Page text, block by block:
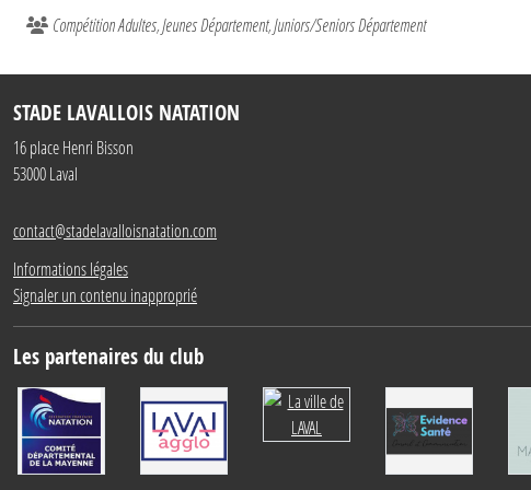
Compétition Adultes Jeunes Département Juniors/Seniors Département
STADE LAVALLOIS NATATION
16 place Henri Bisson
53000Laval
contact@stadelavalloisnatation.com
Informations légales
Signaler un contenu inapproprié
Les partenaires du club